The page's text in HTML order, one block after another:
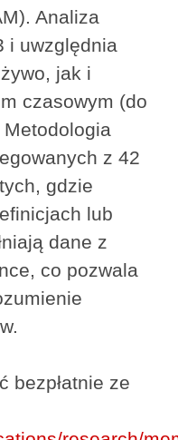
Analiza
i uwzględnia
jak i
czasowym (do
z 42
gdzie
lub
dane z
co pozwala
bezpłatnie ze